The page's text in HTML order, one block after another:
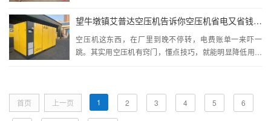
望牛墩镇艾普达空压机告诉你空压机省电又省钱的实操技巧
空压机这东西，在厂里到晚不停转，电费账单一来吓一
跳。其实用空压机有窍门，懂点技巧，就能明显降低用电
首页 上一页 1 2 3 4 5 6